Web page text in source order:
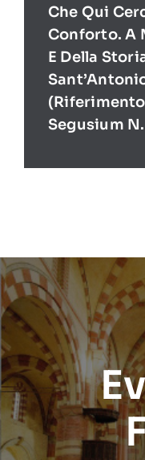
Che Qui
Conforto. A
E Della
Segusium